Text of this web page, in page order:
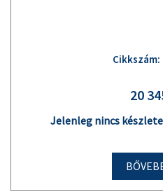
Cikkszám:
20
Jelenleg nincs